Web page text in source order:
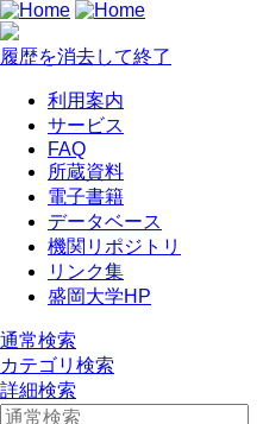
履歴を消去して終了
利用案内
サービス
FAQ
所蔵資料
電子書籍
データベース
機関リポジトリ
リンク集
盛岡大学HP
通常検索
カテゴリ検索
詳細検索